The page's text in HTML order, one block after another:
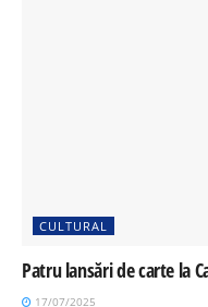
CULTURAL
Patru lansări de carte la
17/07/2025